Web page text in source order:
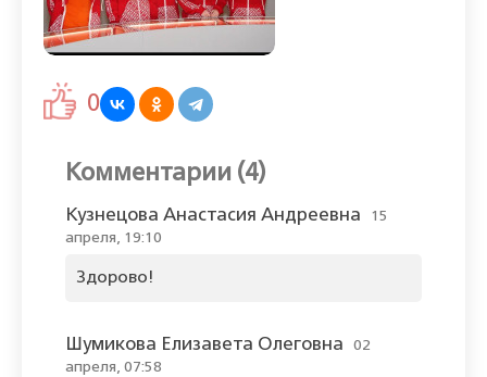
0
Комментарии (4)
Кузнецова Анастасия Андреевна
15
апреля, 19:10
Здорово!
Шумикова Елизавета Олеговна
02
апреля, 07:58